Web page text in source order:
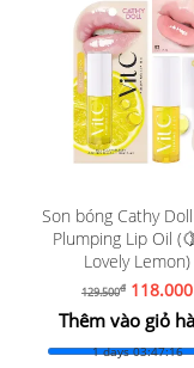
Son bóng Cathy
Plumping Lip Oil
Lovely Lemon)
129.500đ 118.000
Thêm vào giỏ
1 days 03:47:14